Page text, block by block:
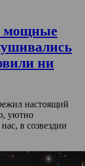
мощные
ни
настоящий
уютно
в созвездии